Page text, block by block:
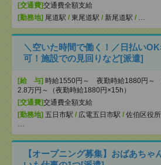
[交通費]交通費全額支給
[勤務地] 尾道駅 / 東尾道駅 / 新尾道駅 / …
＼空いた時間で働く！／日払い
可！施設での見回りなど[派遣]
[給 与] 時給1550円～ 夜勤時給1880円～
2.8万円～（夜勤時給1880円×15h）
[交通費]交通費全額支給
[勤務地] 五日市駅 / 広電五日市駅 / 佐伯区役
…
【オープニング募集】おばあちゃ